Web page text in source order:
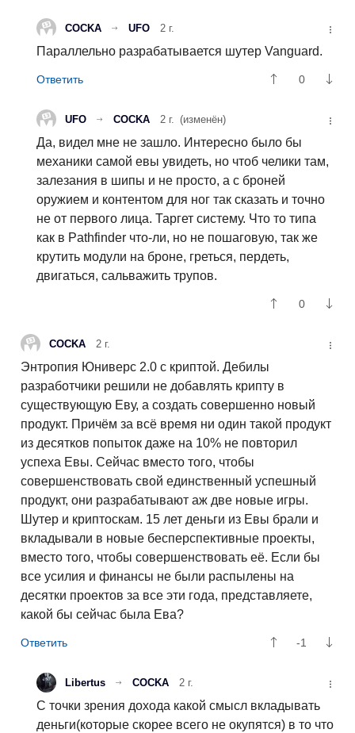
COCKA UFO 2 г.
Параллельно разрабатывается шутер Vanguard.
0
UFO COCKA 2 г. (изменён)
Да, видел мне не зашло. Интересно было бы
механики самой евы увидеть, но чтоб челики там,
залезания в шипы и не просто, а с броней
оружием и контентом для ног так сказать и точно
не от первого лица. Таргет систему. Что то типа
как в Pathfinder что-ли, но не пошаговую, так же
крутить модули на броне, греться, пердеть,
двигаться, сальважить трупов.
0
COCKA 2 г.
Энтропия Юниверс 2.0 с криптой. Дебилы
разработчики решили не добавлять крипту в
существующую Еву, а создать совершенно новый
продукт. Причём за всё время ни один такой продукт
из десятков попыток даже на 10% не повторил
успеха Евы. Сейчас вместо того, чтобы
совершенствовать свой единственный успешный
продукт, они разрабатывают аж две новые игры.
Шутер и криптоскам. 15 лет деньги из Евы брали и
вкладывали в новые бесперспективные проекты,
вместо того, чтобы совершенствовать её. Если бы
все усилия и финансы не были распылены на
десятки проектов за все эти года, представляете,
какой бы сейчас была Ева?
-1
Libertus COCKA 2 г.
С точки зрения дохода какой смысл вкладывать
деньги(которые скорее всего не окупятся) в то что